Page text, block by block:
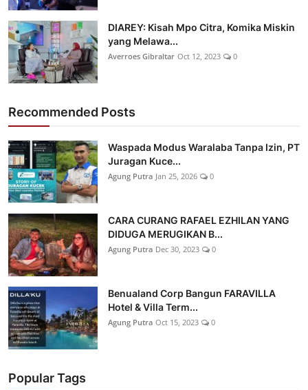
DIAREY: Kisah Mpo Citra, Komika Miskin
yang Melawa...
Averroes Gibraltar Oct 12, 2023 0
Recommended Posts
Waspada Modus Waralaba Tanpa Izin, PT
Juragan Kuce...
Agung Putra Jan 25, 2026 0
CARA CURANG RAFAEL EZHILAN YANG
DIDUGA MERUGIKAN B...
Agung Putra Dec 30, 2023 0
Benualand Corp Bangun FARAVILLA
Hotel & Villa Term...
Agung Putra Oct 15, 2023 0
Popular Tags